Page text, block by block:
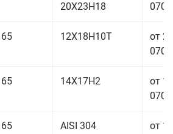
20Х23Н18
65 12Х18Н10Т
от
65 14Х17Н2
от
65
AISI 304
от